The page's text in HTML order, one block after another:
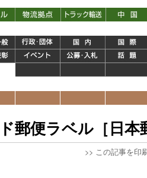
郵便ラベル［日本
>> この記事を印